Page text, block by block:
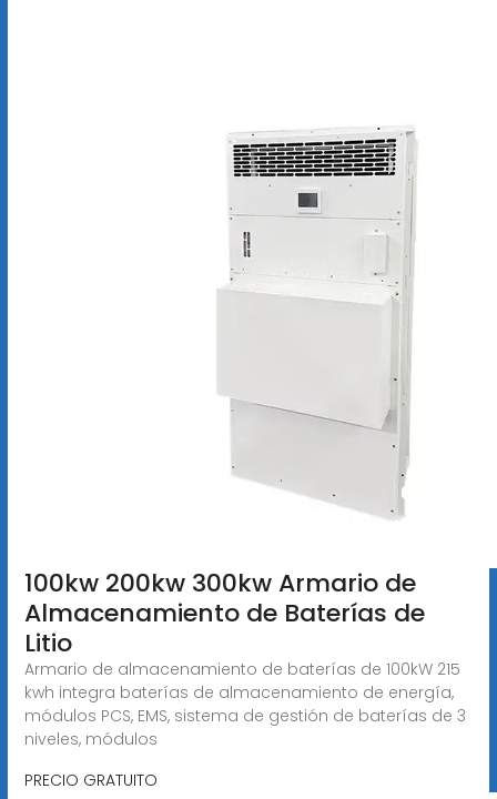
100kw 200kw 300kw Armario de
Almacenamiento de Baterías de
Litio
Armario de almacenamiento de baterías de 100kW 215
kwh integra baterías de almacenamiento de energía,
módulos PCS, EMS, sistema de gestión de baterías de 3
niveles, módulos
PRECIO GRATUITO